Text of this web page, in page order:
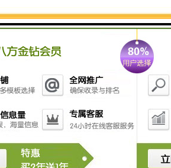
铸造挡渣棉，也称挡渣棉，挡脏棉，